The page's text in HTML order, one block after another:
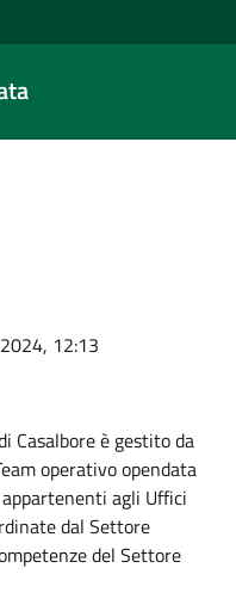
12:13
Casalbore è gestito da
operativo opendata
agli Uffici
dal Settore
del Settore